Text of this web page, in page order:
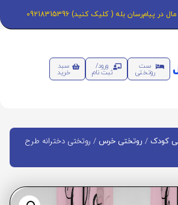
در پیام‌رسان بله ( کلیک کنید) 09218315396
ست
روتختی
ورود/
ثبت نام
سبد
خرید
کودک / روتختی خرس / روتختی دخترانه طرح